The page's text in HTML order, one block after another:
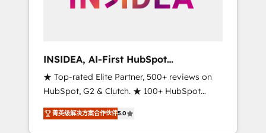
integrated marketing campaigns, & RevOps
adoption with change-management
programs, and align marketing, sales, and
service to drive sustainable growth With 6
key HubSpot accreditations and experience
across hundreds of organizations in dozens
INSIDEA, AI-First HubSpot
Onboarding & RevOps
★ Top-rated Elite Partner, 500+ reviews on
HubSpot, G2 & Clutch. ★ 100+ HubSpot
Certified Experts & Trainers across the team
★ 1,500+ implementations across five
菁英级解决方案合作伙伴5.0